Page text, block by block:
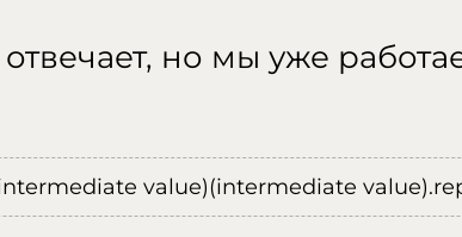
но мы уже
value)(intermediate